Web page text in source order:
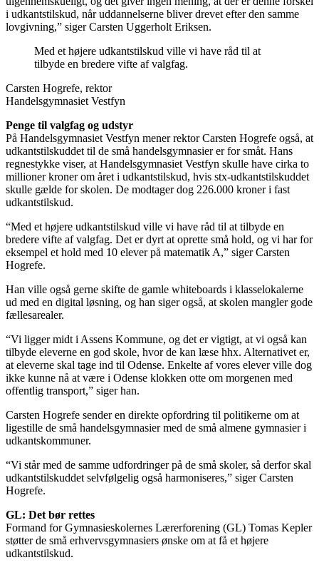
i udkantstilskud, når uddannelserne bliver drevet efter den samme
lovgivning,” siger Carsten Uggerholt Eriksen.
Med et højere udkantstilskud ville vi have råd til at
tilbyde en bredere vifte af valgfag.
Carsten Hogrefe, rektor
Handelsgymnasiet Vestfyn
Penge til valgfag og udstyr
På Handelsgymnasiet Vestfyn mener rektor Carsten Hogrefe også, at
udkantstilskuddet til de små handelsgymnasier er for småt. Hans
regnestykke viser, at Handelsgymnasiet Vestfyn skulle have cirka to
millioner kroner om året i udkantstilskud, hvis stx-udkantstilskuddet
skulle gælde for skolen. De modtager dog 226.000 kroner i fast
udkantstilskud.
“Med et højere udkantstilskud ville vi have råd til at tilbyde en
bredere vifte af valgfag. Det er dyrt at oprette små hold, og vi har for
eksempel et hold med 10 elever på matematik A,” siger Carsten
Hogrefe.
Han ville også gerne skifte de gamle whiteboards i klasselokalerne
ud med en digital løsning, og han siger også, at skolen mangler gode
fællesarealer.
“Vi ligger midt i Assens Kommune, og det er vigtigt, at vi også kan
tilbyde eleverne en god skole, hvor de kan læse hhx. Alternativet er,
at eleverne skal tage ind til Odense. Enkelte af vores elever ville dog
ikke kunne nå at være i Odense klokken otte om morgenen med
offentlig transport,” siger han.
Carsten Hogrefe sender en direkte opfordring til politikerne om at
ligestille de små handelsgymnasier med de små almene gymnasier i
udkantskommuner.
“Vi står med de samme udfordringer på de små skoler, så derfor skal
udkantstilskuddet selvfølgelig også harmoniseres,” siger Carsten
Hogrefe.
GL: Det bør rettes
Formand for Gymnasieskolernes Lærerforening (GL) Tomas Kepler
støtter de små erhvervsgymnasiers ønske om at få et højere
udkantstilskud.